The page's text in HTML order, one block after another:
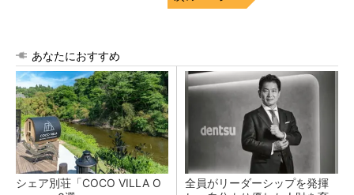
あなたにおすすめ
シェア別荘「COCO VILLA O
全員がリーダーシップを発揮